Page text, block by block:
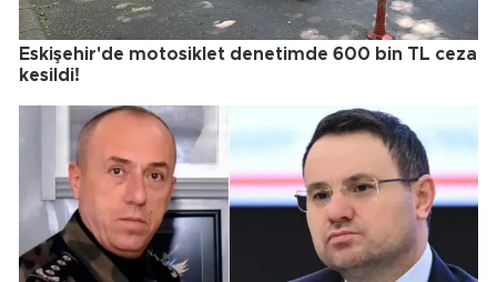
Eskişehir'de motosiklet denetimde 600 bin TL ceza
kesildi!